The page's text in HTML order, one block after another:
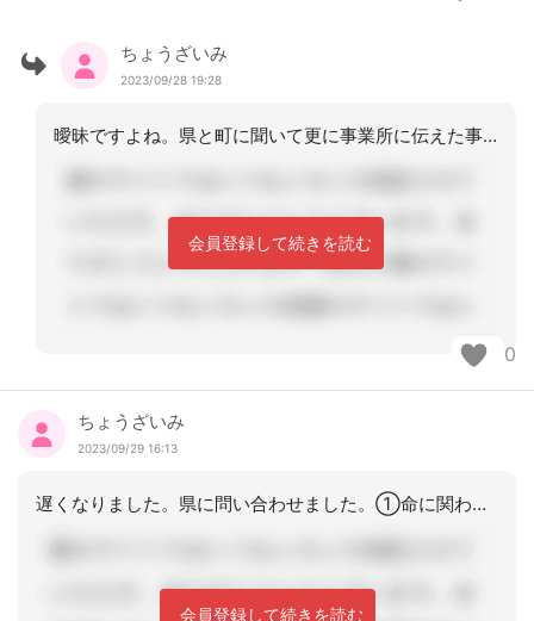
ちょうざいみ
2023/09/28 19:28
曖昧ですよね。県と町に聞いて更に事業所に伝えた事の顛末。進捗状況を明日、投稿しま
会員登録して続きを読む
0
ちょうざいみ
2023/09/29 16:13
遅くなりました。県に問い合わせました。①命に関わり、家族に多大なる負担がかかる②
会員登録して続きを読む